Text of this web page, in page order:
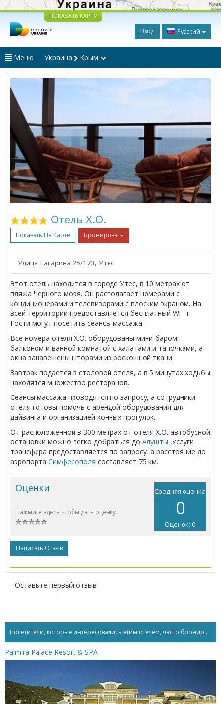
ПОКАЗАТЬ КАРТУ
Вход Русский
Меню Украина Крым
Отель X.O.
Показать На Карте Бронировать
Улица Гагарина 25/173, Утес
Этот отель находится в городе Утес, в 10 метрах от
пляжа Черного моря. Он располагает номерами с
кондиционерами и телевизорами с плоским экраном. На
всей территории предоставляется бесплатный Wi-Fi.
Гости могут посетить сеансы массажа.
Все номера отеля X.O. оборудованы мини-баром,
балконом и ванной комнатой с халатами и тапочками, а
окна занавешены шторами из роскошной ткани.
Завтрак подается в столовой отеля, а в 5 минутах ходьбы
находятся множество ресторанов.
Сеансы массажа проводятся по запросу, а сотрудники
отеля готовы помочь с арендой оборудования для
дайвинга и организацией конных прогулок.
От расположенной в 300 метрах от отеля X.O. автобусной
остановки можно легко добраться до Алушты. Услуги
трансфера предоставляется по запросу, а расстояние до
аэропорта Симферополя составляет 75 км.
Средняя оценка
0
Оценок: 0
Оценки
Нажмите здесь чтобы дать оценку
Написать Отзыв
Оставьте первый отзыв
Посетители, которые интересовались этим отелем, часто бронируют...
Palmira Palace Resort & SPA